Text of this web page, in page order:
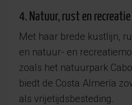
4. Natuur, rust en recreatie
Met haar brede kustlijn,
en natuur- en
zoals het natuurpark
biedt de Costa Almería
als vrijetijdsbesteding.